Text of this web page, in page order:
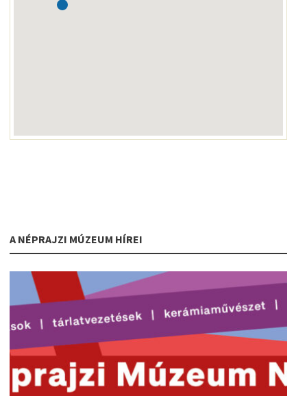
A NÉPRAJZI MÚZEUM HÍREI